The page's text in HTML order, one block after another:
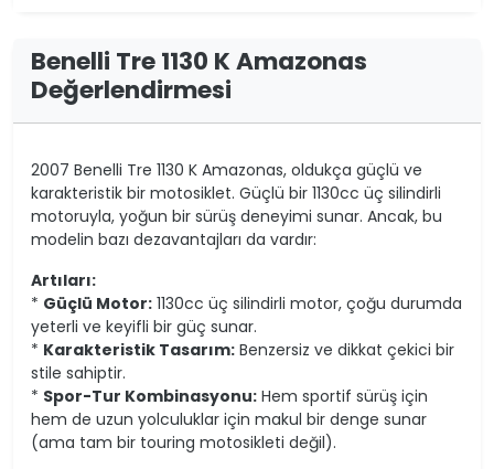
Benelli Tre 1130 K Amazonas
Değerlendirmesi
2007 Benelli Tre 1130 K Amazonas, oldukça güçlü ve
karakteristik bir motosiklet. Güçlü bir 1130cc üç silindirli
motoruyla, yoğun bir sürüş deneyimi sunar. Ancak, bu
modelin bazı dezavantajları da vardır:
Artıları:
* Güçlü Motor: 1130cc üç silindirli motor, çoğu durumda
yeterli ve keyifli bir güç sunar.
* Karakteristik Tasarım: Benzersiz ve dikkat çekici bir
stile sahiptir.
* Spor-Tur Kombinasyonu: Hem sportif sürüş için
hem de uzun yolculuklar için makul bir denge sunar
(ama tam bir touring motosikleti değil).